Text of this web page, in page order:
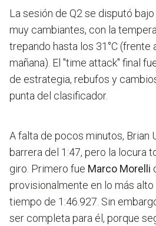
La sesión de Q2 se disputó
muy cambiantes, con la
trepando hasta los 31°C (frente
mañana). El "time attack" final
de estrategia, rebufos y
punta del clasificador.
A falta de pocos minutos, Brian
barrera del 1:47, pero la locura
giro. Primero fue Marco Morelli
provisionalmente en lo más alto
tiempo de 1:46.927. Sin
ser completa para él, porque